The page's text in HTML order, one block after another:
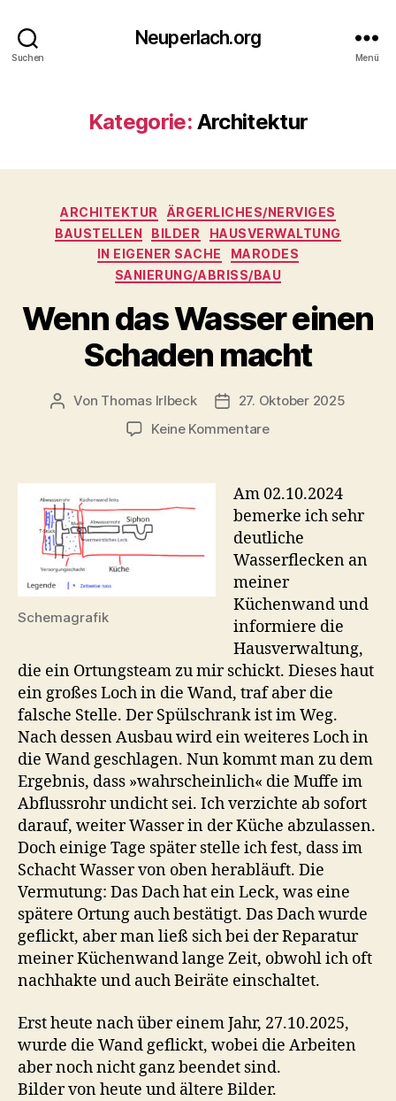
Suchen
Neuperlach.org
Menü
Kategorie: Architektur
Kategorien
ARCHITEKTUR
ÄRGERLICHES/NERVIGES
BAUSTELLEN
BILDER
HAUSVERWALTUNG
IN EIGENER SACHE
MARODES
SANIERUNG/ABRISS/BAU
Wenn das Wasser einen
Schaden macht
Beitragsautor
Von Thomas Irlbeck Veröffentlichungsdatum
27. Oktober 2025
Keine Kommentarezu
Wasser
einen
Schaden
macht
Schemagrafik
Am 02.10.2024
bemerke ich sehr
deutliche
Wasserflecken an
meiner
Küchenwand und
informiere die
Hausverwaltung,
die ein Ortungsteam zu mir schickt. Dieses haut
ein großes Loch in die Wand, traf aber die
falsche Stelle. Der Spülschrank ist im Weg.
Nach dessen Ausbau wird ein weiteres Loch in
die Wand geschlagen. Nun kommt man zu dem
Ergebnis, dass »wahrscheinlich« die Muffe im
Abflussrohr undicht sei. Ich verzichte ab sofort
darauf, weiter Wasser in der Küche abzulassen.
Doch einige Tage später stelle ich fest, dass im
Schacht Wasser von oben herabläuft. Die
Vermutung: Das Dach hat ein Leck, was eine
spätere Ortung auch bestätigt. Das Dach wurde
geflickt, aber man ließ sich bei der Reparatur
meiner Küchenwand lange Zeit, obwohl ich oft
nachhakte und auch Beiräte einschaltet.
Erst heute nach über einem Jahr, 27.10.2025,
wurde die Wand geflickt, wobei die Arbeiten
aber noch nicht ganz beendet sind.
Bilder von heute und ältere Bilder.